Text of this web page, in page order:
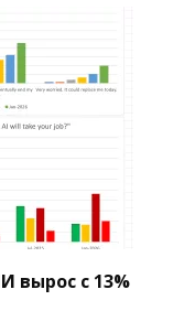
вырос с 13%